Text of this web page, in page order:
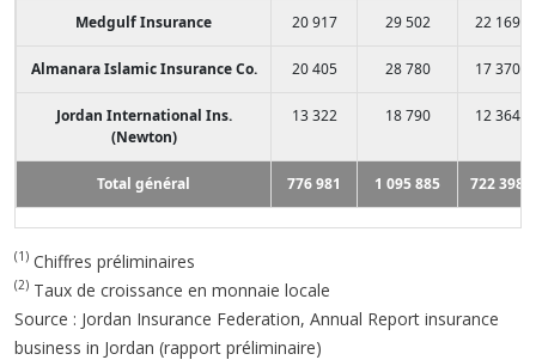
Medgulf Insurance 20 917 29 502 22 169
Almanara Islamic Insurance Co. 20 405 28 780 17 370
Jordan International Ins.
(Newton)
13 322 18 790 12 364
Total général 776 981 1 095 885 722 398
(1) Chiffres préliminaires
(2) Taux de croissance en monnaie locale
Source : Jordan Insurance Federation, Annual Report insurance
business in Jordan (rapport préliminaire)